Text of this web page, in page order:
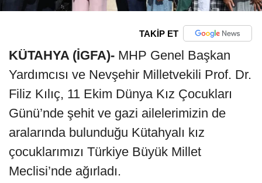
TAKİP ET
KÜTAHYA (İGFA)- MHP Genel Başkan
Yardımcısı ve Nevşehir Milletvekili Prof. Dr.
Filiz Kılıç, 11 Ekim Dünya Kız Çocukları
Günü’nde şehit ve gazi ailelerimizin de
aralarında bulunduğu Kütahyalı kız
çocuklarımızı Türkiye Büyük Millet
Meclisi’nde ağırladı.